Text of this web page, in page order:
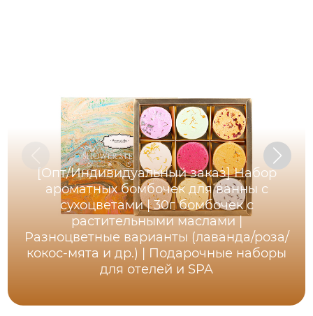
[Опт/Индивидуальный заказ] Набор
ароматных бомбочек для ванны с
сухоцветами | 30г бомбочек с
растительными маслами |
Разноцветные варианты (лаванда/роза/
кокос-мята и др.) | Подарочные наборы
для отелей и SPA